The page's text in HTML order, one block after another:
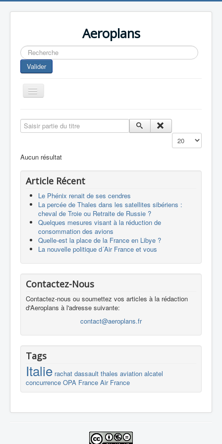
Aeroplans
Rechercher
Valider
Toggle
Navigation
Aviation Commerciale
Europespace
Drones
Saisir partie du titre
Affichage #
Aucun résultat
Article Récent
Le Phénix renait de ses cendres
La percée de Thales dans les satellites sibériens :
cheval de Troie ou Retraite de Russie ?
Quelques mesures visant à la réduction de
consommation des avions
Quelle-est la place de la France en Libye ?
La nouvelle politique d´Air France et vous
Contactez-Nous
Contactez-nous ou soumettez vos articles à la rédaction
d'Aeroplans à l'adresse suivante:
contact@aeroplans.fr
Tags
Italie rachat dassault thales aviation alcatel
concurrence OPA France Air France